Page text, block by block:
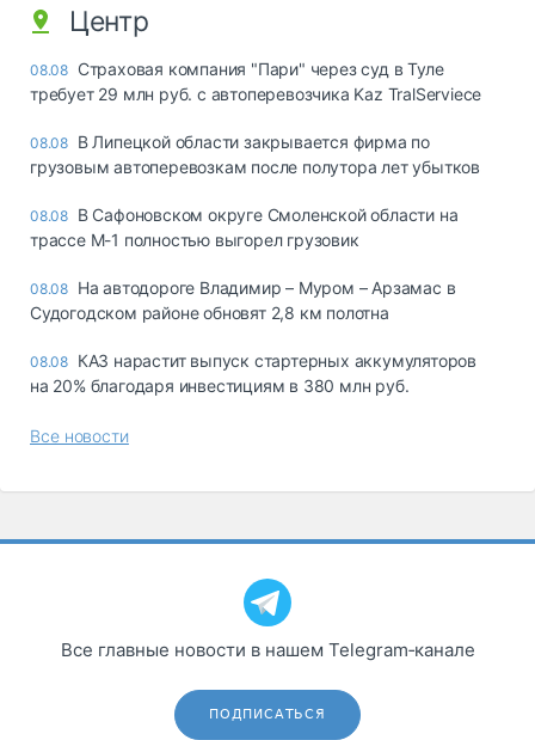
Центр
08.08 Страховая компания "Пари" через суд в Туле
требует 29 млн руб. с автоперевозчика Kaz TralServiece
08.08 В Липецкой области закрывается фирма по
грузовым автоперевозкам после полутора лет убытков
08.08 В Сафоновском округе Смоленской области на
трассе М-1 полностью выгорел грузовик
08.08 На автодороге Владимир – Муром – Арзамас в
Судогодском районе обновят 2,8 км полотна
08.08 КАЗ нарастит выпуск стартерных аккумуляторов
на 20% благодаря инвестициям в 380 млн руб.
Все новости
Все главные новости в нашем Telegram‑канале
ПОДПИСАТЬСЯ